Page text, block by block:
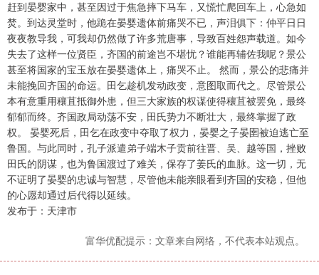
赶到晏婴家中，甚至因过于焦急摔下马车，又慌忙爬回车上，心急如
焚。到达灵堂时，他跪在晏婴遗体前痛哭不已，声泪俱下：仲平日日
夜夜教导我，可我却仍然做了许多荒唐事，导致百姓怨声载道。如今
失去了这样一位贤臣，齐国的前途岂不堪忧？谁能再辅佐我呢？景公
甚至将国家的宝玉放在晏婴遗体上，痛哭不止。 然而，景公的悲痛并
未能挽回齐国的命运。田乞趁机发动政变，意图取而代之。尽管景公
本有意重用穰苴抵御外患，但三大家族的权谋使得穰苴被罢免，最终
郁郁而终。齐国政局动荡不安，田氏势力不断壮大，最终掌握了政
权。 晏婴死后，田乞在政变中夺取了权力，晏婴之子晏圉被迫逃亡至
鲁国。与此同时，孔子派遣弟子端木子贡前往晋、吴、越等国，挫败
田氏的阴谋，也为鲁国渡过了难关，保存了姜氏的血脉。这一切，无
不证明了晏婴的忠诚与智慧，尽管他未能亲眼看到齐国的安稳，但他
的心愿却通过后代得以延续。
发布于：天津市
富华优配提示：文章来自网络，不代表本站观点。